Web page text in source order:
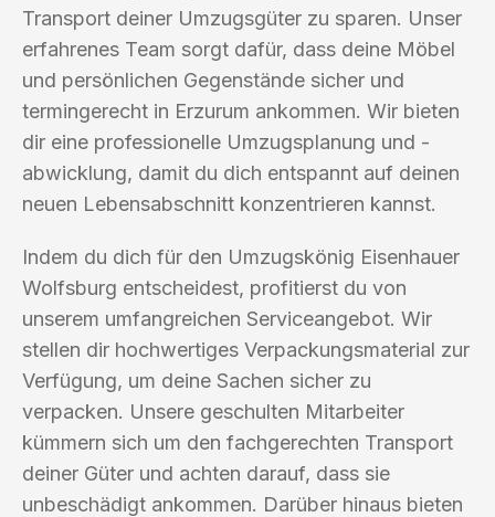
Transport deiner Umzugsgüter zu sparen. Unser
erfahrenes Team sorgt dafür, dass deine Möbel
und persönlichen Gegenstände sicher und
termingerecht in Erzurum ankommen. Wir bieten
dir eine professionelle Umzugsplanung und -
abwicklung, damit du dich entspannt auf deinen
neuen Lebensabschnitt konzentrieren kannst.
Indem du dich für den Umzugskönig Eisenhauer
Wolfsburg entscheidest, profitierst du von
unserem umfangreichen Serviceangebot. Wir
stellen dir hochwertiges Verpackungsmaterial zur
Verfügung, um deine Sachen sicher zu
verpacken. Unsere geschulten Mitarbeiter
kümmern sich um den fachgerechten Transport
deiner Güter und achten darauf, dass sie
unbeschädigt ankommen. Darüber hinaus bieten